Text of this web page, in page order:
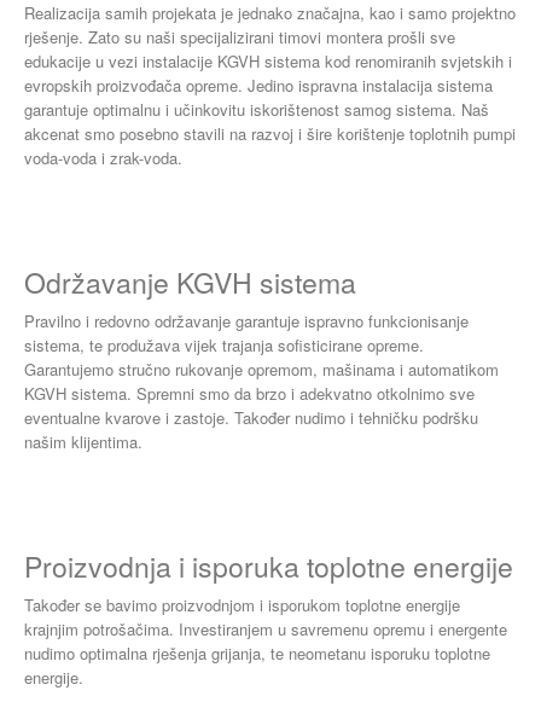
Realizacija samih projekata je jednako značajna, kao i samo projektno
rješenje. Zato su naši specijalizirani timovi montera prošli sve
edukacije u vezi instalacije KGVH sistema kod renomiranih svjetskih i
evropskih proizvođača opreme. Jedino ispravna instalacija sistema
garantuje optimalnu i učinkovitu iskorištenost samog sistema. Naš
akcenat smo posebno stavili na razvoj i šire korištenje toplotnih pumpi
voda-voda i zrak-voda.
Održavanje KGVH sistema
Pravilno i redovno održavanje garantuje ispravno funkcionisanje
sistema, te produžava vijek trajanja sofisticirane opreme.
Garantujemo stručno rukovanje opremom, mašinama i automatikom
KGVH sistema. Spremni smo da brzo i adekvatno otkolnimo sve
eventualne kvarove i zastoje. Također nudimo i tehničku podršku
našim klijentima.
Proizvodnja i isporuka toplotne energije
Također se bavimo proizvodnjom i isporukom toplotne energije
krajnjim potrošačima. Investiranjem u savremenu opremu i energente
nudimo optimalna rješenja grijanja, te neometanu isporuku toplotne
energije.